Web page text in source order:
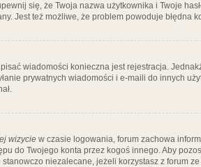
się, że Twoja nazwa użytkownika i Twoje
Jest też możliwe, że problem powoduje błędna
wiadomości konieczna jest rejestracja.
prywatnych wiadomości i e-maili do innych
wizycie w czasie logowania, forum zachowa
do Twojego konta przez kogoś innego. Aby
niezalecane, jeżeli korzystasz z forum